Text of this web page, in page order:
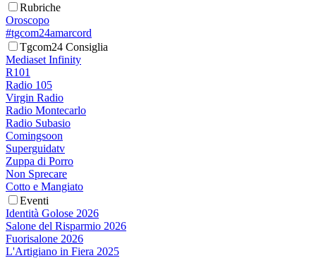
Rubriche
Oroscopo
#tgcom24amarcord
Tgcom24 Consiglia
Mediaset Infinity
R101
Radio 105
Virgin Radio
Radio Montecarlo
Radio Subasio
Comingsoon
Superguidatv
Zuppa di Porro
Non Sprecare
Cotto e Mangiato
Eventi
Identità Golose 2026
Salone del Risparmio 2026
Fuorisalone 2026
L'Artigiano in Fiera 2025